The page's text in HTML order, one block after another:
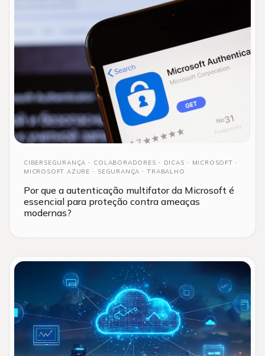
CIBERSEGURANÇA COLABORADORES DICAS
MICROSOFT
MICROSOFT AZURE
SEGURANÇA TRABALHO
Por que a autenticação multifator da Microsoft é
essencial para proteção contra ameaças
modernas?